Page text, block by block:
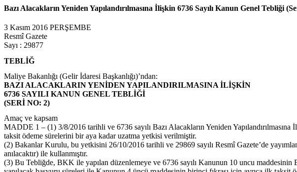
Bazı Alacakların Yeniden Yapılandırılmasına İlişkin 6736 Sayılı Kanun Genel Tebliği
3 Kasım 2016 PERŞEMBE
Resmî Gazete
Sayı : 29877
TEBLİĞ
Maliye Bakanlığı (Gelir İdaresi Başkanlığı)’ndan:
BAZI ALACAKLARIN YENİDEN YAPILANDIRILMASINA İLİŞKİN
6736 SAYILI KANUN GENEL TEBLİĞİ
(SERİ NO: 2)
Amaç ve kapsam
MADDE 1 – (1) 3/8/2016 tarihli ve 6736 sayılı Bazı Alacakların Yeniden
taksit ödeme sürelerini bir aya kadar uzatma yetkisi verilmiştir.
(2) Bakanlar Kurulu, bu yetkisini 26/10/2016 tarihli ve 29869 sayılı Resmî Gazete’de
anılacaktır) ile kullanmıştır.
(3) Bu Tebliğde, BKK ile yapılan düzenlemeye ve 6736 sayılı Kanunun 10 uncu